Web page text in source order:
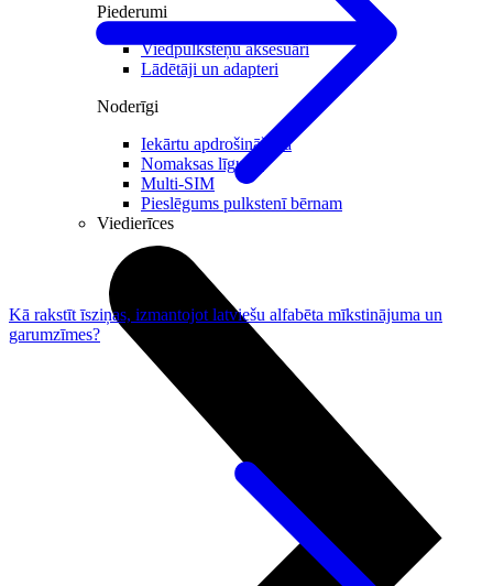
Piederumi
Viedpulksteņu aksesuāri
Lādētāji un adapteri
Noderīgi
Iekārtu apdrošināšana
Nomaksas līgums
Multi-SIM
Pieslēgums pulkstenī bērnam
Viedierīces
Kā rakstīt īsziņas, izmantojot latviešu alfabēta mīkstinājuma un
garumzīmes?